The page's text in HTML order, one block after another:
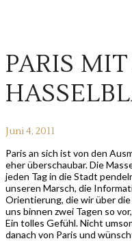
PARIS
Juni 4, 2011
Paris an sich ist von den
eher überschaubar. Die
jeden Tag in die Stadt
unseren Marsch, die
Orientierung, die wir über
uns binnen zwei Tagen so
Ein tolles Gefühl. Nicht
danach von Paris und